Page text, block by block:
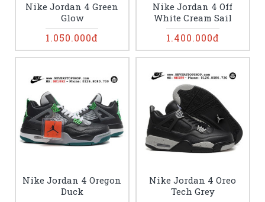
Nike Jordan 4 Green
Glow
1.050.000đ
Nike Jordan 4 Off
White Cream Sail
1.400.000đ
Nike Jordan 4 Oregon
Duck
Nike Jordan 4 Oreo
Tech Grey